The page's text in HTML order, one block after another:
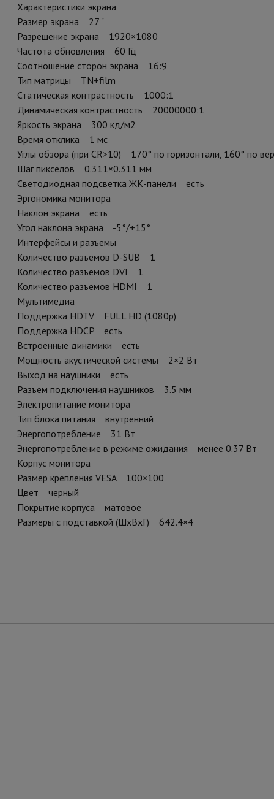
Характеристики экрана
Размер экрана 27 "
Разрешение экрана 1920×1080
Частота обновления 60 Гц
Соотношение сторон экрана 16:9
Тип матрицы TN+film
Статическая контрастность 1000:1
Динамическая контрастность 20000000:1
Яркость экрана 300 кд/м2
Время отклика 1 мс
Углы обзора (при CR>10) 170° по горизонтали, 160° по
Шаг пикселов 0.311×0.311 мм
Светодиодная подсветка ЖК-панели есть
Эргономика монитора
Наклон экрана есть
Угол наклона экрана -5°/+15°
Интерфейсы и разъемы
Количество разъемов D-SUB 1
Количество разъемов DVI 1
Количество разъемов HDMI 1
Мультимедиа
Поддержка HDTV FULL HD (1080p)
Поддержка HDCP есть
Встроенные динамики есть
Мощность акустической системы 2×2 Вт
Выход на наушники есть
Разъем подключения наушников 3.5 мм
Электропитание монитора
Тип блока питания внутренний
Энергопотребление 31 Вт
Энергопотребление в режиме ожидания менее 0.37 Вт
Корпус монитора
Размер крепления VESA 100×100
Цвет черный
Покрытие корпуса матовое
Размеры с подставкой (ШхВхГ) 642.4×4